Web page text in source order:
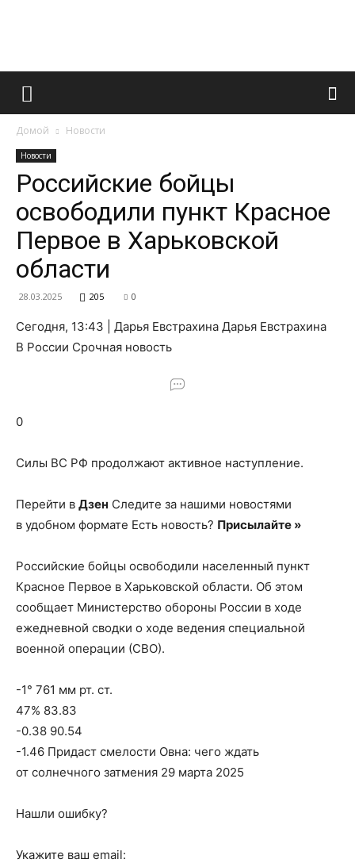
Французский
и
Домой Новости
Новости
Российские бойцы
освободили пункт Красное
Первое в Харьковской
области
28.03.2025 205 0
Сегодня, 13:43 | Дарья Евстрахина Дарья Евстрахина
В России Срочная новость
0
Силы ВС РФ продолжают активное наступление.
Перейти в Дзен Следите за нашими новостями
в удобном формате Есть новость? Присылайте »
Российские бойцы освободили населенный пункт
Красное Первое в Харьковской области. Об этом
сообщает Министерство обороны России в ходе
ежедневной сводки о ходе ведения специальной
военной операции (СВО).
-1° 761 мм рт. ст.
47% 83.83
-0.38 90.54
-1.46 Придаст смелости Овна: чего ждать
от солнечного затмения 29 марта 2025
Нашли ошибку?
Укажите ваш email: